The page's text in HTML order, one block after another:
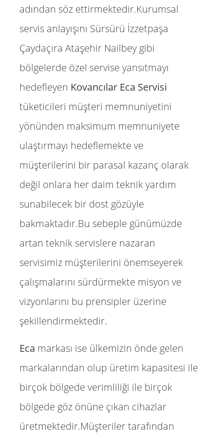
adından söz ettirmektedir.Kurumsal
servis anlayışını Sürsürü İzzetpaşa
Çaydaçıra Ataşehir Nailbey gibi
bölgelerde özel servise yansıtmayı
hedefleyen Kovancılar Eca Servisi
tüketicileri müşteri memnuniyetini
yönünden maksimum memnuniyete
ulaştırmayı hedeflemekte ve
müşterilerini bir parasal kazanç olarak
değil onlara her daim teknik yardım
sunabilecek bir dost gözüyle
bakmaktadır.Bu sebeple günümüzde
artan teknik servislere nazaran
servisimiz müşterilerini önemseyerek
çalışmalarını sürdürmekte misyon ve
vizyonlarını bu prensipler üzerine
şekillendirmektedir.
Eca markası ise ülkemizin önde gelen
markalarından olup üretim kapasitesi ile
birçok bölgede verimliliği ile birçok
bölgede göz önüne çıkan cihazlar
üretmektedir.Müşteriler tarafından